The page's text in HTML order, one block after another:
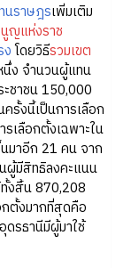
ราษฎรเพิ่มเติม
ญแห่งราช
โดยวิธีรวมเขต
นึ่ง จำนวนผู้แทน
ชาชน 150,000
รั้งนี้เป็นการเลือก
เลือกตั้งเฉพาะใน
มาอีก 21 คน จาก
ผู้มีสิทธิลงคะแนน
งสิ้น 870,208
ตั้งมากที่สุดคือ
รธานีมีผู้มาใช้